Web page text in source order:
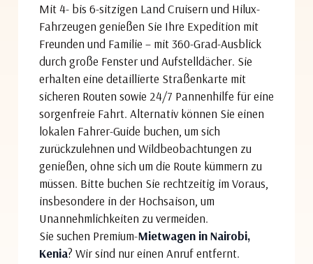
Mit 4- bis 6-sitzigen Land Cruisern und Hilux-
Fahrzeugen genießen Sie Ihre Expedition mit
Freunden und Familie – mit 360-Grad-Ausblick
durch große Fenster und Aufstelldächer. Sie
erhalten eine detaillierte Straßenkarte mit
sicheren Routen sowie 24/7 Pannenhilfe für eine
sorgenfreie Fahrt. Alternativ können Sie einen
lokalen Fahrer-Guide buchen, um sich
zurückzulehnen und Wildbeobachtungen zu
genießen, ohne sich um die Route kümmern zu
müssen. Bitte buchen Sie rechtzeitig im Voraus,
insbesondere in der Hochsaison, um
Unannehmlichkeiten zu vermeiden.
Sie suchen Premium-Mietwagen in Nairobi,
Kenia? Wir sind nur einen Anruf entfernt.